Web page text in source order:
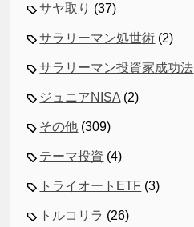
サヤ取り (37)
サラリーマン処世術 (2)
サラリーマン投資家成功法
ジュニアNISA (2)
その他 (309)
テーマ投資 (4)
トライオートETF (3)
トルコリラ (26)